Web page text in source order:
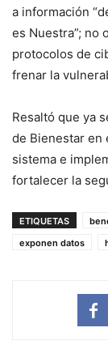
a información
es Nuestra”; no
protocolos de
frenar la
Resaltó que ya
de Bienestar en
sistema e
fortalecer la
ETIQUETAS
exponen datos